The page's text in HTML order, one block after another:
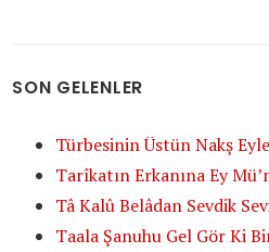
SON GELENLER
Türbesinin Üstün Nakş
Tarîkatın Erkanına Ey
Tâ Kalû Belâdan Sevdik
Taala Şanuhu Gel Gör Ki